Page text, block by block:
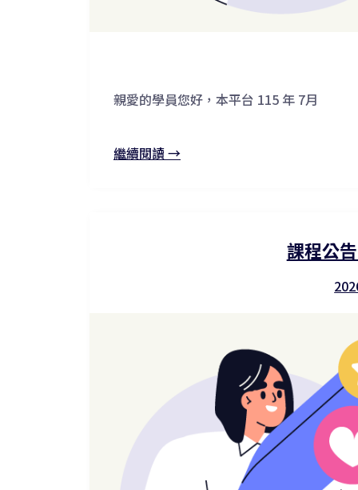
親愛的學員您好，本平台 115 年 7月
繼續閱讀 →
課程公